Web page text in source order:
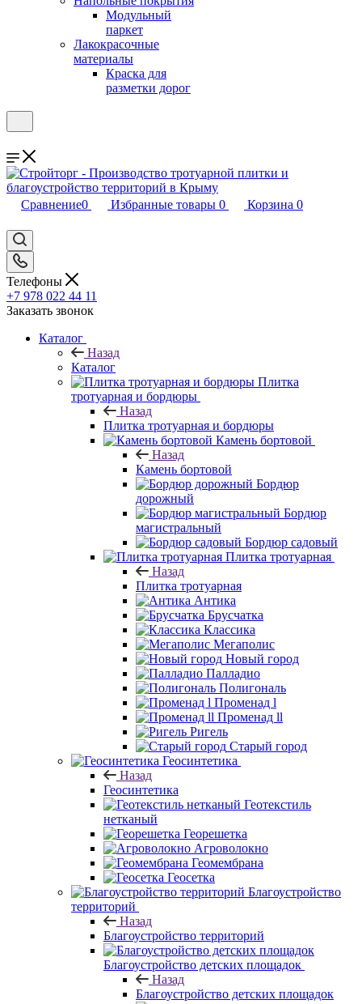
Модульный
паркет
Лакокрасочные
материалы
Краска для
разметки дорог
Сравнение0 Избранные товары 0 Корзина 0
Телефоны
+7 978 022 44 11
Заказать звонок
Каталог
Назад
Каталог
Плитка
тротуарная и бордюры
Назад
Плитка тротуарная и бордюры
Камень бортовой
Назад
Камень бортовой
Бордюр
дорожный
Бордюр
магистральный
Бордюр садовый
Плитка тротуарная
Назад
Плитка тротуарная
Антика
Брусчатка
Классика
Мегаполис
Новый город
Палладио
Полигональ
Променад l
Променад ll
Ригель
Старый город
Геосинтетика
Назад
Геосинтетика
Геотекстиль
нетканый
Георешетка
Агроволокно
Геомембрана
Геосетка
Благоустройство
территорий
Назад
Благоустройство территорий
Благоустройство детских площадок
Назад
Благоустройство детских площадок